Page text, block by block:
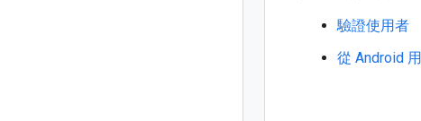
驗證使用者
從 Android